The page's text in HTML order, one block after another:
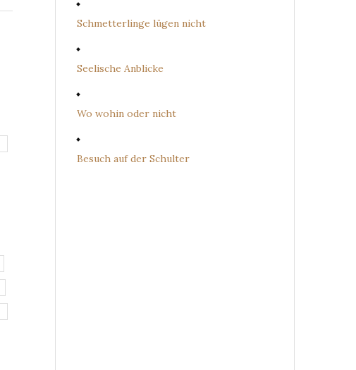
Schmetterlinge lügen nicht
Seelische Anblicke
Wo wohin oder nicht
Besuch auf der Schulter